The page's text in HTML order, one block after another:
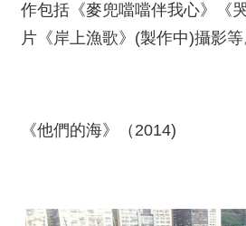
作包括《麥兜噹噹伴我心》《
片《岸上漁歌》(製作中)攝影等
《他們的海》（2014)